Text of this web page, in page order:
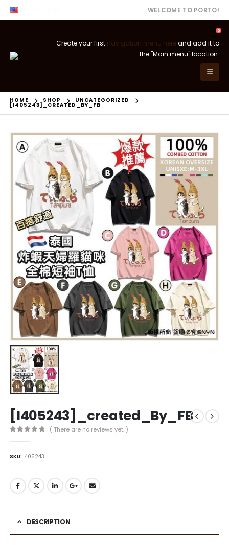
WELCOME TO PORTO!
0
Create your first navigation menu hereand add it to
the "Main menu" location.
HOME SHOP UNCATEGORIZED
[I405243]_CREATED_BY_FB
[I405243]_created_By_FB
( There are no reviews yet. )
SKU: I405243
DESCRIPTION